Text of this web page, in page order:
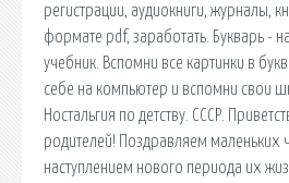
регистрации, аудиокниги, журналы,
формате pdf, заработать. Букварь -
учебник. Вспомни все картинки в
себе на компьютер и вспомни свои
Ностальгия по детству. СССР.
родителей! Поздравляем маленьких
наступлением нового периода их